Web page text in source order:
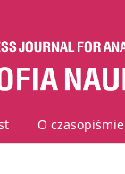
O czasopiśmie